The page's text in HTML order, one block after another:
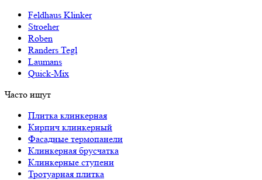
Feldhaus Klinker
Stroeher
Roben
Randers Tegl
Laumans
Quick-Mix
Часто ищут
Плитка клинкерная
Кирпич клинкерный
Фасадные термопанели
Клинкерная брусчатка
Клинкерные ступени
Тротуарная плитка